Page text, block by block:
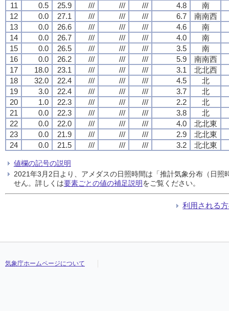
11
0.5 25.9 /// /// /// 4.8
南
12
0.0 27.1 /// /// /// 6.7
南南西
13
0.0 26.6 /// /// /// 4.6
南
14
0.0 26.7 /// /// /// 4.0
南
15
0.0 26.5 /// /// /// 3.5
南
16
0.0 26.2 /// /// /// 5.9
南南西
17
18.0 23.1 /// /// /// 3.1
北北西
18
32.0 22.4 /// /// /// 4.5
北
19
3.0 22.4 /// /// /// 3.7
北
20
1.0 22.3 /// /// /// 2.2
北
21
0.0 22.3 /// /// /// 3.8
北
22
0.0 22.0 /// /// /// 4.0
北北東
23
0.0 21.9 /// /// /// 2.9
北北東
24
0.0 21.5 /// /// /// 3.2 北北東
値欄の記号の説明
2021年3月2日より、アメダスの日照時間は「推計気象分布（日
せん。詳しくは要素ごとの値の補足説明をご覧ください。
利用される
気象庁ホームページについて